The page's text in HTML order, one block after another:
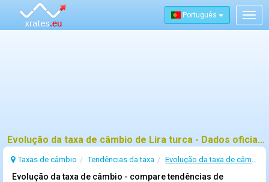
Português
Evolução da taxa de câmbio de Lira turca - Dados oficiais do BCE e tendências
Taxas de câmbio Tendências da taxa Evolução da taxa de câmbio de Lira turca
Evolução da taxa de câmbio - compare tendências de